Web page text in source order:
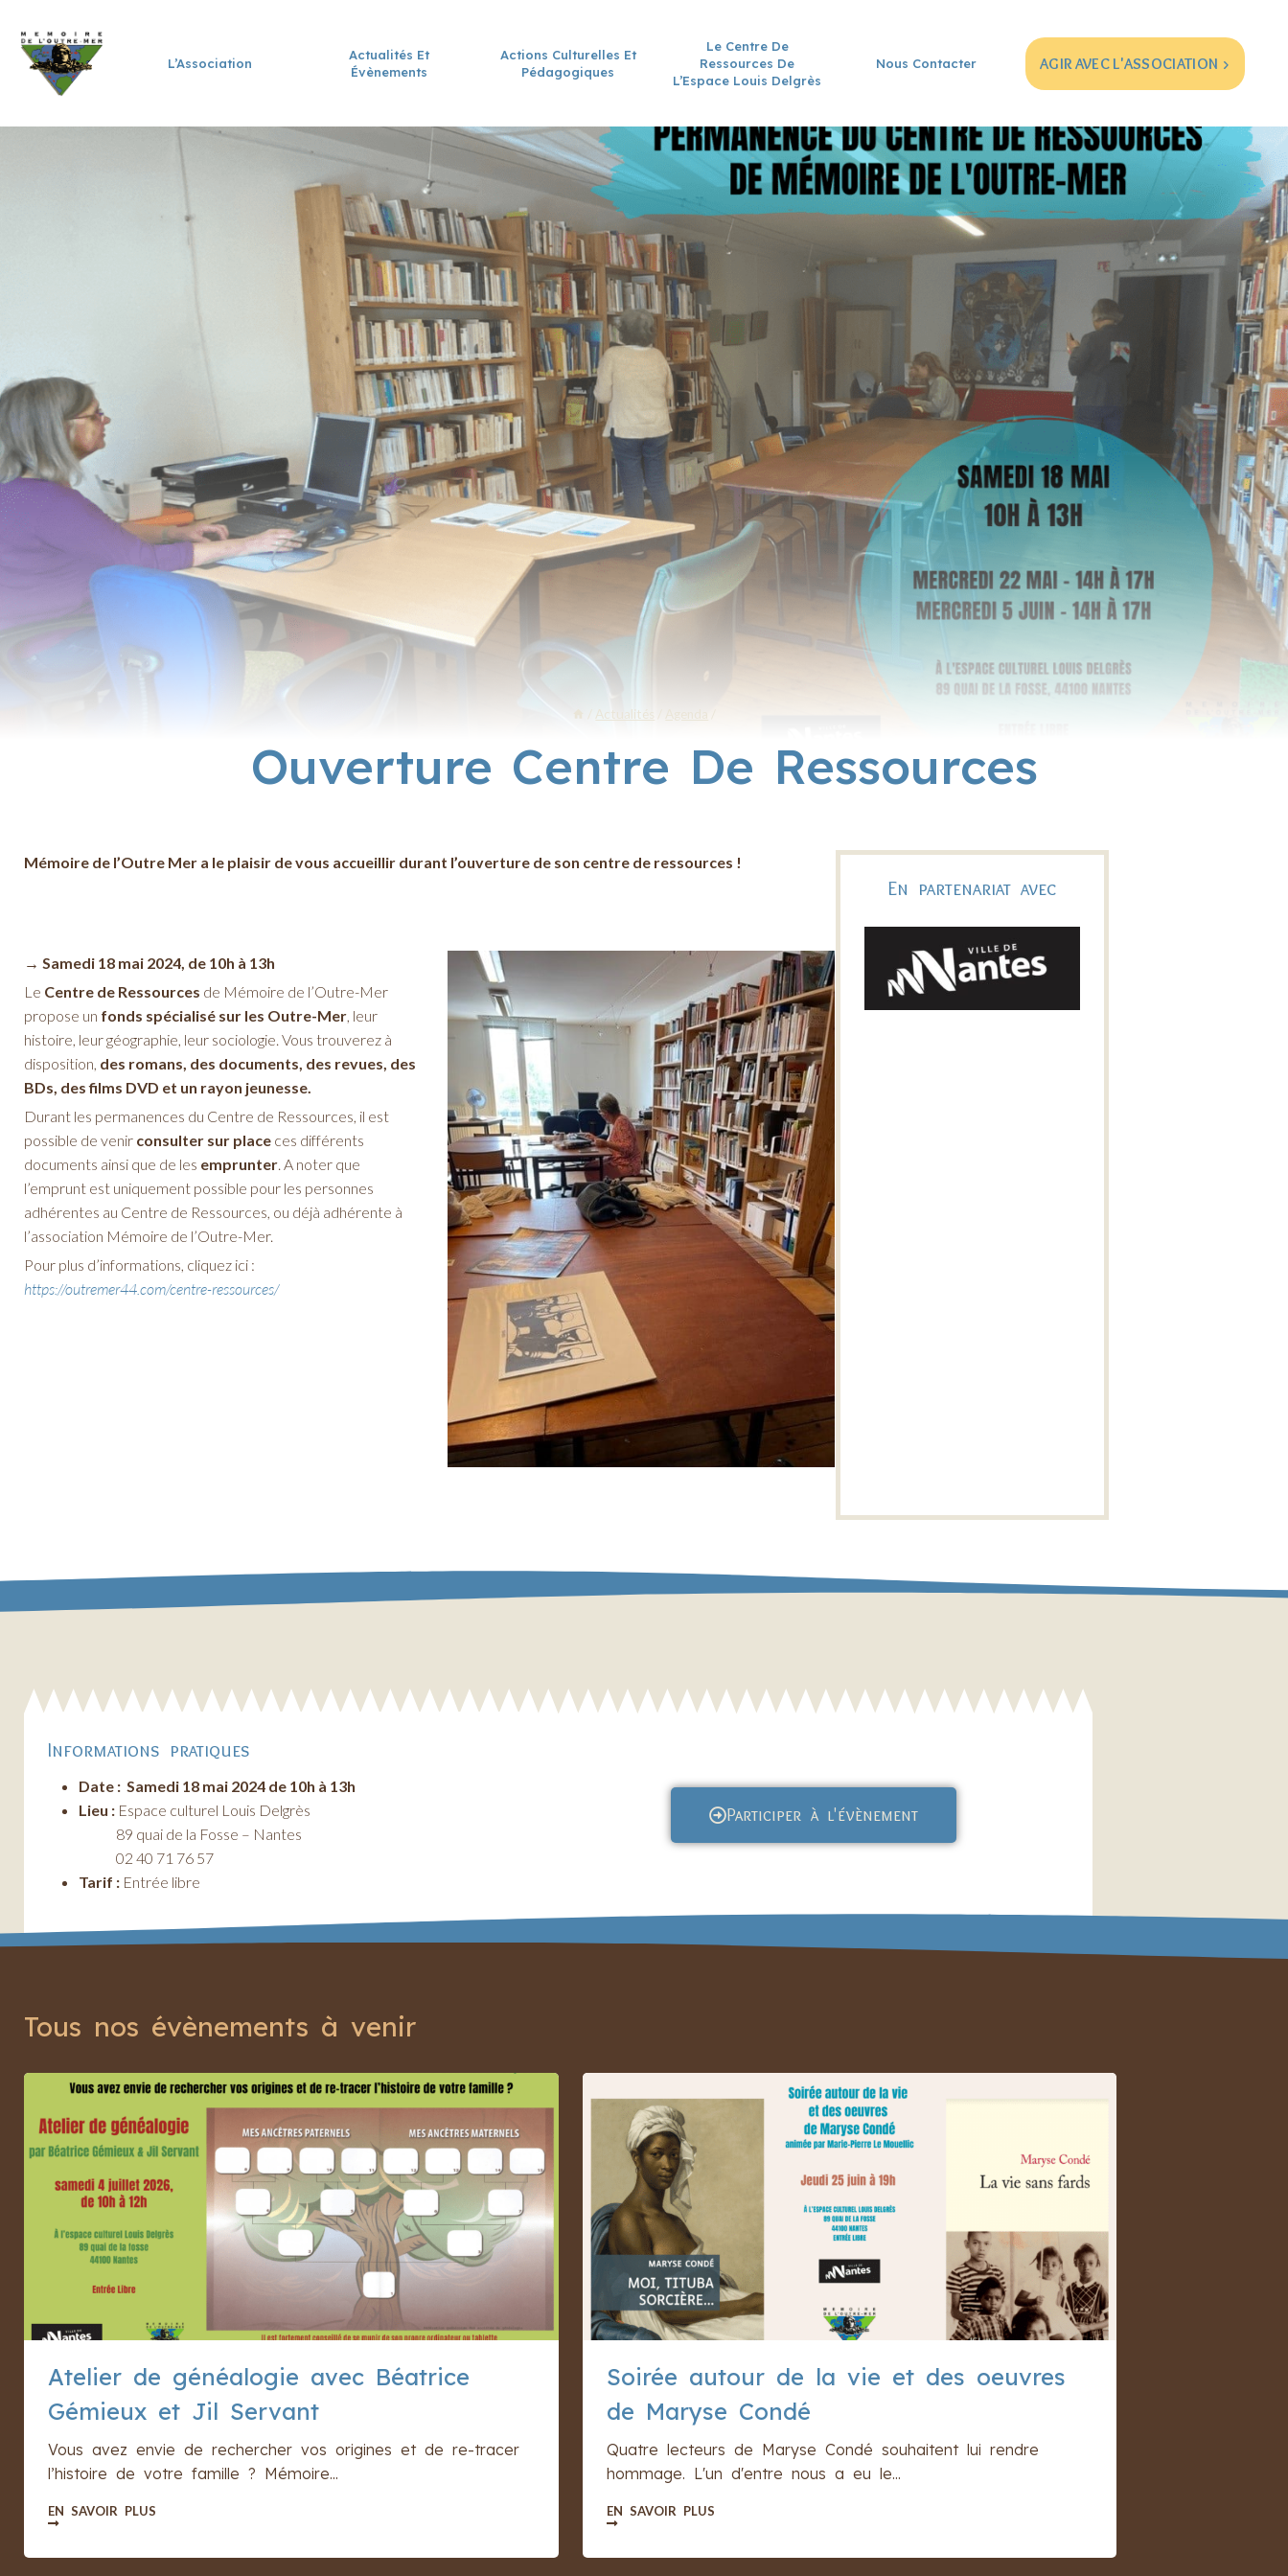
L’Association
Actualités Et
Évènements
Actions Culturelles Et
Pédagogiques
Le Centre De
Ressources De
L’Espace Louis Delgrès
Nous Contacter AGIR AVEC L'ASSOCIATION >
/ Actualités / Agenda
Ouverture Centre De Ressources
Mémoire de l’Outre Mer a le plaisir de vous accueillir durant l’ouverture de son centre de ressources !
→ Samedi 18 mai 2024, de 10h à 13h
Le Centre de Ressources de Mémoire de l’Outre-Mer
propose un fonds spécialisé sur les Outre-Mer , leur
histoire, leur géographie, leur sociologie. Vous trouverez à
disposition, des romans, des documents, des revues, des
BDs, des films DVD et un rayon jeunesse.
Durant les permanences du Centre de Ressources, il est
possible de venir consulter sur place ces différents
documents ainsi que de les emprunter . A noter que
l’emprunt est uniquement possible pour les personnes
adhérentes au Centre de Ressources, ou déjà adhérente à
l’association Mémoire de l’Outre-Mer.
Pour plus d’informations, cliquez ici :
https://outremer44.com/centre-ressources/
En partenariat avec
Informations pratiques
Date : Samedi 18 mai 2024 de 10h à 13h
Lieu : Espace culturel Louis Delgrès
89 quai de la Fosse – Nantes
02 40 71 76 57
Tarif : Entrée libre
Participer à l'évènement
Tous nos évènements à venir
Atelier de généalogie avec Béatrice
Gémieux et Jil Servant
Vous avez envie de rechercher vos origines et de re-tracer
l’histoire de votre famille ? Mémoire...
EN SAVOIR PLUS
Soirée autour de la vie et des oeuvres
de Maryse Condé
Quatre lecteurs de Maryse Condé souhaitent lui rendre
hommage. L'un d'entre nous a eu le...
EN SAVOIR PLUS